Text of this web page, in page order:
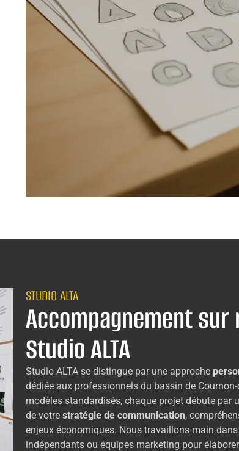
STUDIO ALTA
Accompagnement
Studio ALTA
Studio ALTA se distingue par une approche
dédiée aux professionnels du bassin de Cournon-
modèles standardisés, chaque projet débute par
de votre stratégie de communication,
enjeux économiques. Nous travaillons main
indépendants ou équipes marketing pour